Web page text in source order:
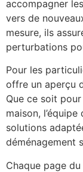
accompagner
vers de
mesure, ils
perturbations
Pour les
offre un aperçu
Que ce soit
maison,
solutions
déménagement
Chaque page